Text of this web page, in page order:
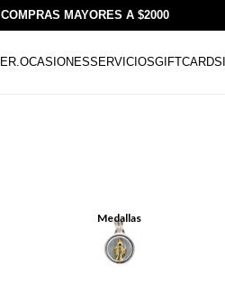
MAYORES A $2000
OCASIONESSERVICIOSGIFTCARDS
Medallas